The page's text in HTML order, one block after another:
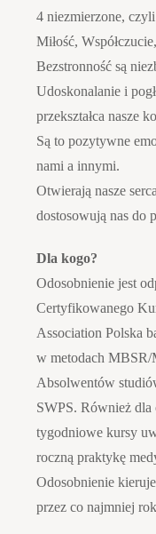
4 niezmierzone,
Miłość,
Bezstronność są
Udoskonalanie i
przekształca nasze
Są to pozytywne
nami a innymi.
Otwierają nasze
dostosowują nas do
Dla kogo?
Odosobnienie jest
Certyfikowanego
Association Polska
w metodach
Absolwentów
SWPS. Również dla
tygodniowe kursy
roczną praktykę
Odosobnienie
przez co najmniej